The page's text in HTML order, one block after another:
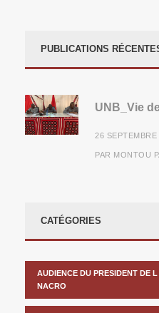
PUBLICATIONS
UNB_Vie
26 SEPTEMBRE
PAR MONTOU
CATÉGORIES
AUDIENCE DU PRESIDENT DE
NACRO